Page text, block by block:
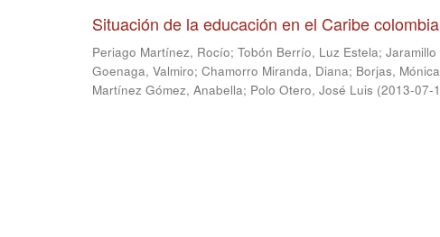
Situación de la educación en el Caribe
Periago Martínez, Rocío; Tobón Berrío, Luz Estela;
Goenaga, Valmiro; Chamorro Miranda, Diana; Borjas,
Martínez Gómez, Anabella; Polo Otero, José Luis (2013-07-